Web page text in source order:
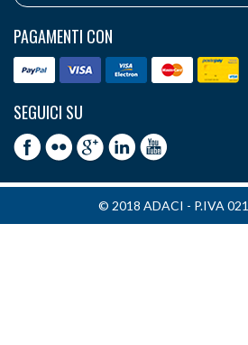
PAGAMENTI CON
SEGUICI SU
© 2018 ADACI - P.IVA